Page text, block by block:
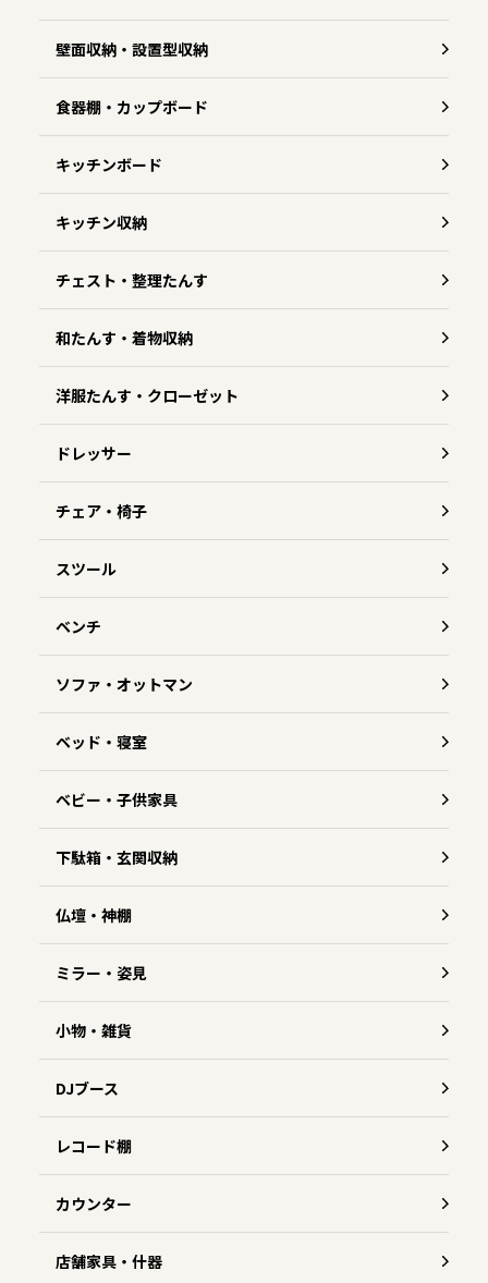
壁面収納・設置型収納
食器棚・カップボード
キッチンボード
キッチン収納
チェスト・整理たんす
和たんす・着物収納
洋服たんす・クローゼット
ドレッサー
チェア・椅子
スツール
ベンチ
ソファ・オットマン
ベッド・寝室
ベビー・子供家具
下駄箱・玄関収納
仏壇・神棚
ミラー・姿見
小物・雑貨
DJブース
レコード棚
カウンター
店舗家具・什器